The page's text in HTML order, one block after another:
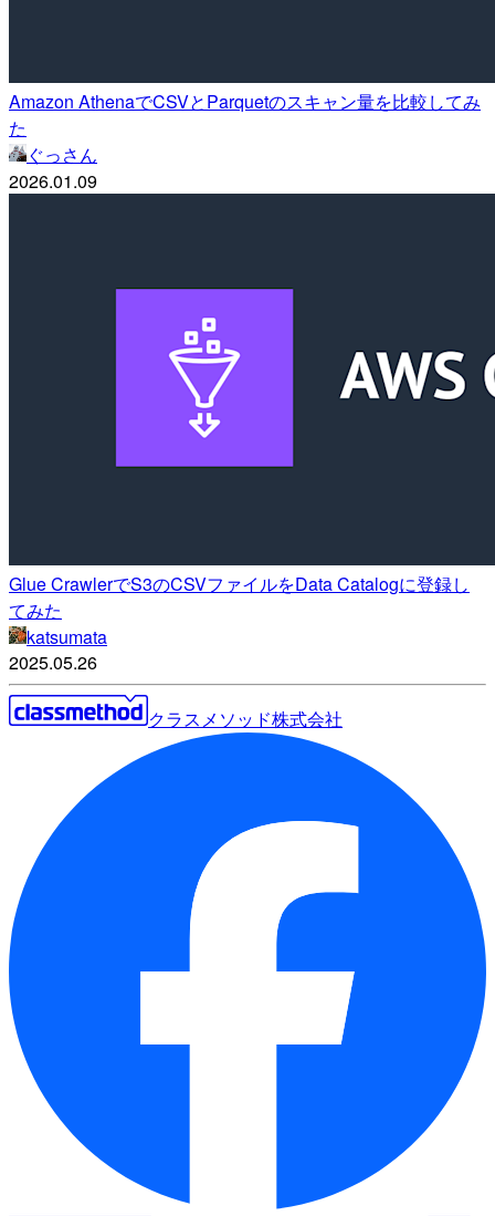
Amazon AthenaでCSVとParquetのスキャン量を比較してみ
た
ぐっさん
2026.01.09
Glue CrawlerでS3のCSVファイルをData Catalogに登録し
てみた
katsumata
2025.05.26
クラスメソッド株式会社